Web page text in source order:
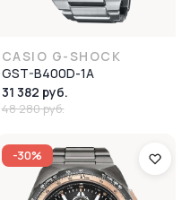
CASIO G-SHOCK
GST-B400D-1A
31 382 руб.
48 280 руб.
-30%